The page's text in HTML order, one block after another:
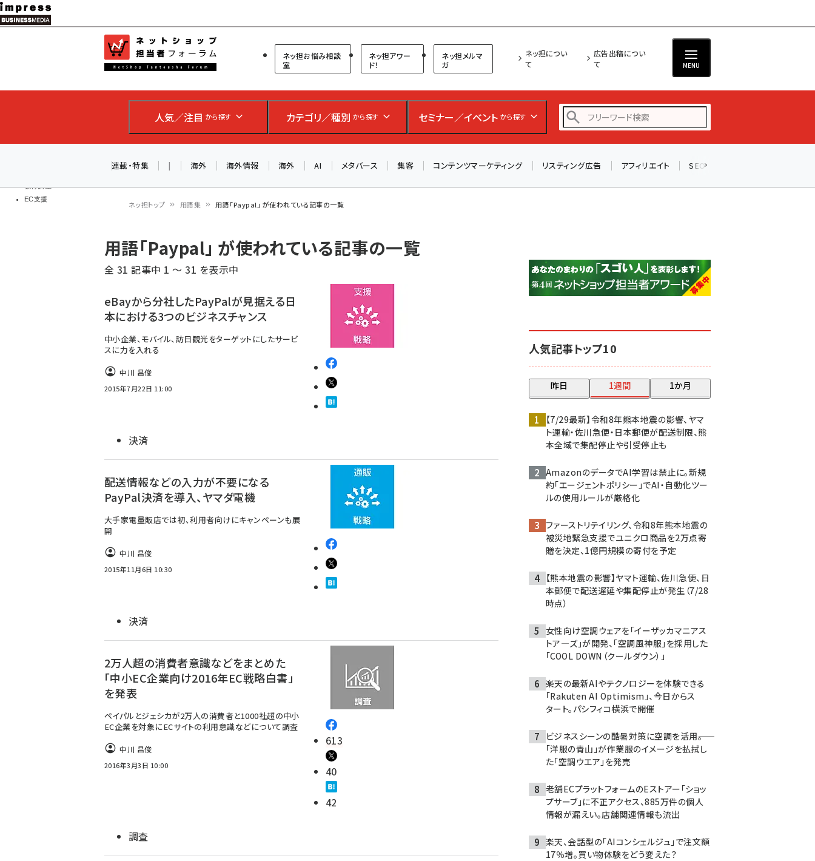
メ
イ
ン
ツ
移
教育講座
EC支援
ネットショップ担当者フォーラム
ネッ担お悩み相談
室
ネッ担アワー
ド！
ネッ担メルマ
ガ
ネッ担につい
て
広告出稿につい
て
MENU
人気／注目 から探す カテゴリ／種別 から探す セミナー／イベント から探す
アスクル (1119)
base (1077)
連載・特集 | 海外 海外情報 海外 AI メタバース 集客 コンテンツマーケティング リスティング広告 アフィリエイト SEO
ン
く
ず
ネッ担トップ 用語集 用語「Paypal」 が使われている記事の一覧
用語「Paypal」 が使われている記事の一覧
全 31 記事中 1 ～ 31 を表示中
eBayから分社したPayPalが見据える日
本における3つのビジネスチャンス
中小企業、モバイル、訪日観光をターゲットにしたサービ
スに力を入れる
中川 昌俊
2015年7月22日 11:00
決済
配送情報などの入力が不要になる
PayPal決済を導入、ヤマダ電機
大手家電量販店では初、利用者向けにキャンペーンも展
開
中川 昌俊
2015年11月6日 10:30
決済
2万人超の消費者意識などをまとめた
「中小EC企業向け2016年EC戦略白書」
を発表
ペイパルとジェシカが2万人の消費者と1000社超の中小
EC企業を対象にECサイトの利用意識などについて調査
中川 昌俊
2016年3月3日 10:00
613
40
42
調査
人気記事トップ10
昨日 1週間 1か月
【7/29最新】令和8年熊本地震の影響、ヤマ
ト運輸・佐川急便・日本郵便が配送制限、熊
本全域で集配停止や引受停止も
AmazonのデータでAI学習は禁止に。新規
約「エージェントポリシー」でAI・自動化ツー
ルの使用ルールが厳格化
ファーストリテイリング、令和8年熊本地震の
被災地緊急支援でユニクロ商品を2万点寄
贈を決定、1億円規模の寄付を予定
【熊本地震の影響】ヤマト運輸、佐川急便、日
本郵便で配送遅延や集配停止が発生（7/28
時点）
女性向け空調ウェアを「イーザッカマニアス
トア―ズ」が開発、「空調風神服」を採用した
「COOL DOWN（クールダウン）」
楽天の最新AIやテクノロジーを体験できる
「Rakuten AI Optimism」、今日からス
タート。パシフィコ横浜で開催
ビジネスシーンの酷暑対策に空調を活用――。
「洋服の青山」が作業服のイメージを払拭し
た「空調ウエア」を発売
老舗ECプラットフォームのEストアー「ショッ
プサーブ」に不正アクセス、885万件の個人
情報が漏えい。店舗関連情報も流出
楽天、会話型の「AIコンシェルジュ」で注文額
17％増。買い物体験をどう変えた？
お知らせ
AIが買い物を代行する時代に打つべき「次の一手」とは？
アルペン、オイシックス、元UA責任者が登壇のリアルECセ
ミナー（8/26＠東京）【交流会も実施】
8/26（水）、東京・四谷で開催。登壇者・聴講者と交流できる